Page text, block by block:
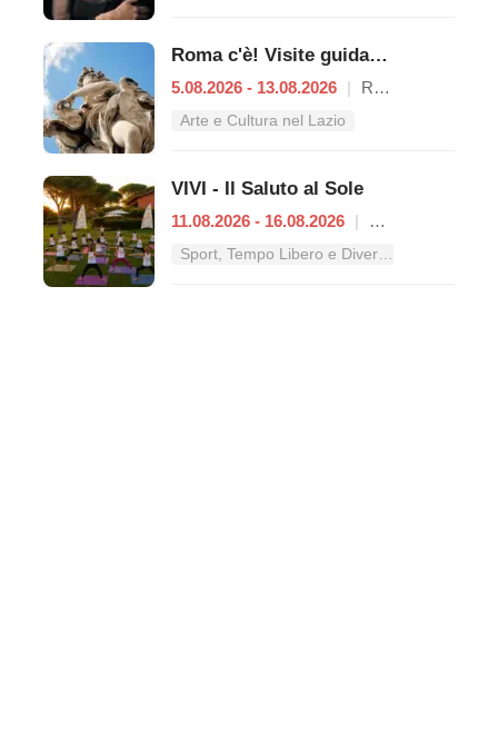
Roma c'è! Visite guidate (anche per bambini) dal 5 al 13 agosto 2026
5.08.2026 - 13.08.2026 | Roma
Arte e Cultura nel Lazio
VIVI - Il Saluto al Sole
11.08.2026 - 16.08.2026 |